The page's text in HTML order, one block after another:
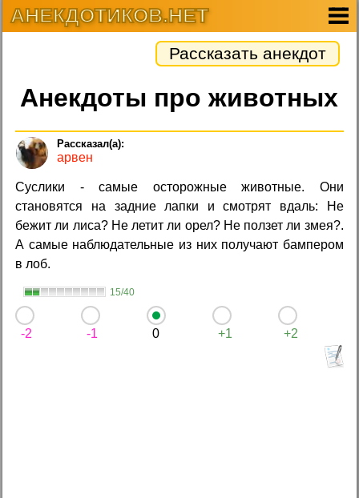
АНЕКДОТИКОВ.НЕТ
Рассказать анекдот
Анекдоты про животных
арвен
Суслики - самые осторожные животные. Они
становятся на задние лапки и смотрят вдаль: Не
бежит ли лиса? Не летит ли орел? Не ползет ли змея?.
А самые наблюдательные из них получают бампером
в лоб.
15/40
-2 -1 0 +1 +2